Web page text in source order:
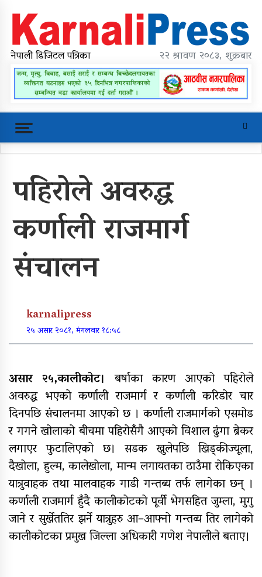
content
karnalipress
Online News Portal
नेपाली डिजिटल पत्रिका २२ श्रावण २०८३, शुक्रबार
महावै गाउँपालिकाको प्रशासकीय भवन
शिलान्यास
पूर्वाधार र कृषि केन्द्रित बजेट
खुर्रा खोलाको पुल ४ वर्षदेखि अलपत्र
व्यक्तिगत लगानीमा भगवान शिवको मूर्ति
स्थापना
अन्तर जिल्ला पालिकास्तरीय समन्वय
बैठक महाबुधाममा सम्पन्न
यौनिक तथा लैङ्गिक अल्पसंख्यक
पहिरोले अवरुद्ध
कर्णाली राजमार्ग
संचालन
karnalipress
२५ असार २०८१, मंगलवार १८:५८
असार २५,कालीकोट। बर्षाका कारण आएको पहिरोले
अवरुद्ध भएको कर्णाली राजमार्ग र कर्णाली करिडोर चार
दिनपछि संचालनमा आएको छ । कर्णाली राजमार्गको एसमोड
र गगने खोलाको बीचमा पहिरोसँगै आएको विशाल ढुंगा ब्रेकर
लगाएर फुटालिएको छ। सडक खुलेपछि खिड्कीज्यूला,
दैखोला, हुल्म, कालेखोला, मान्म लगायतका ठाउँमा रोकिएका
यात्रुवाहक तथा मालवाहक गाडी गन्तब्य तर्फ लागेका छन् ।
कर्णाली राजमार्ग हुँदै कालीकोटको पूर्वी भेगसहित जुम्ला, मुगु
जाने र सुर्खेततिर झर्ने यात्रुहरु आ–आफ्नो गन्तव्य तिर लागेको
कालीकोटका प्रमुख जिल्ला अधिकारी गणेश नेपालीले बताए।